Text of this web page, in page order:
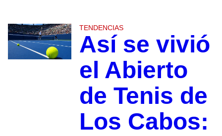
TENDENCIAS
Así se vivió
el Abierto
de Tenis de
Los Cabos: